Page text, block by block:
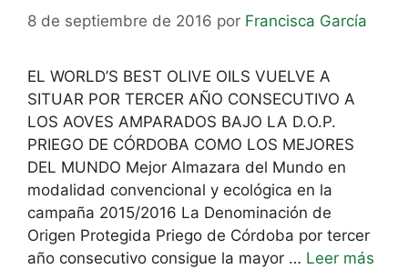
8 de septiembre de 2016 por Francisca García
EL WORLD’S BEST OLIVE OILS VUELVE A
SITUAR POR TERCER AÑO CONSECUTIVO A
LOS AOVES AMPARADOS BAJO LA D.O.P.
PRIEGO DE CÓRDOBA COMO LOS MEJORES
DEL MUNDO Mejor Almazara del Mundo en
modalidad convencional y ecológica en la
campaña 2015/2016 La Denominación de
Origen Protegida Priego de Córdoba por tercer
año consecutivo consigue la mayor … Leer más